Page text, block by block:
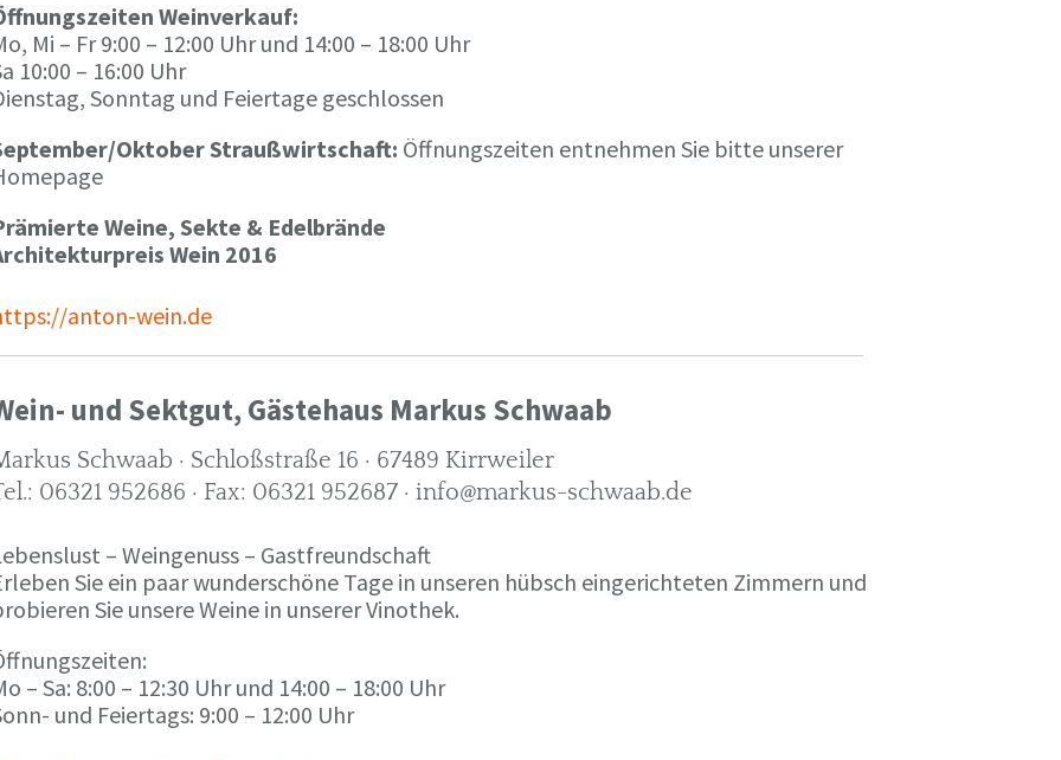
Weinverkauf:
Mi – Fr 9:00 – 12:00 Uhr und 14:00 – 18:00 Uhr
10:00 – 16:00 Uhr
Sonntag und Feiertage geschlossen
Oktober Straußwirtschaft: Öffnungszeiten entnehmen Sie bitte unserer
Weine, Sekte & Edelbrände
Wein 2016
anton-wein.de
und Sektgut, Gästehaus Markus Schwaab
Schwaab · Schloßstraße 16 · 67489 Kirrweiler
06321 952686 · Fax: 06321 952687 · info@markus-schwaab.de
– Weingenuss – Gastfreundschaft
Sie ein paar wunderschöne Tage in unseren hübsch eingerichteten Zimmern und
Sie unsere Weine in unserer Vinothek.
– Sa: 8:00 – 12:30 Uhr und 14:00 – 18:00 Uhr
und Feiertags: 9:00 – 12:00 Uhr